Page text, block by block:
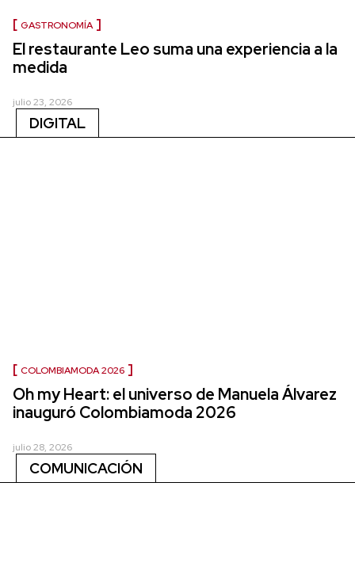
GASTRONOMÍA
El restaurante Leo suma una experiencia a la
medida
julio 23, 2026
DIGITAL
COLOMBIAMODA 2026
Oh my Heart: el universo de Manuela Álvarez
inauguró Colombiamoda 2026
julio 28, 2026
COMUNICACIÓN